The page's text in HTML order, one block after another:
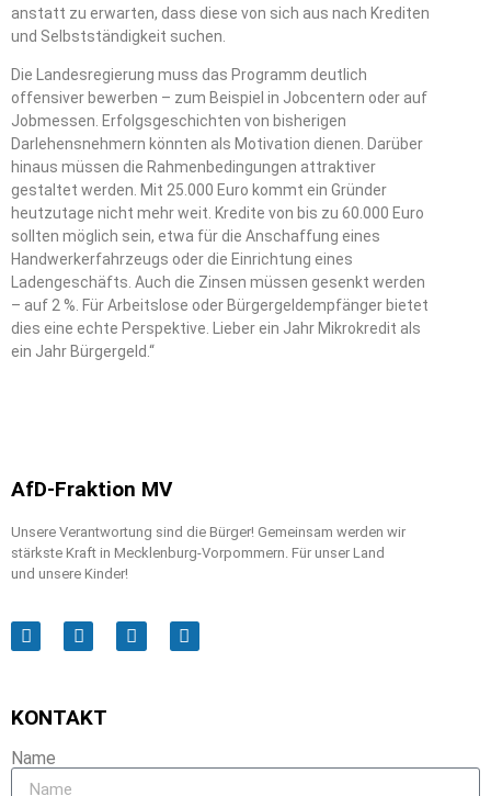
anstatt zu erwarten, dass diese von sich aus nach Krediten
und Selbstständigkeit suchen.
Die Landesregierung muss das Programm deutlich
offensiver bewerben – zum Beispiel in Jobcentern oder auf
Jobmessen. Erfolgsgeschichten von bisherigen
Darlehensnehmern könnten als Motivation dienen. Darüber
hinaus müssen die Rahmenbedingungen attraktiver
gestaltet werden. Mit 25.000 Euro kommt ein Gründer
heutzutage nicht mehr weit. Kredite von bis zu 60.000 Euro
sollten möglich sein, etwa für die Anschaffung eines
Handwerkerfahrzeugs oder die Einrichtung eines
Ladengeschäfts. Auch die Zinsen müssen gesenkt werden
– auf 2 %. Für Arbeitslose oder Bürgergeldempfänger bietet
dies eine echte Perspektive. Lieber ein Jahr Mikrokredit als
ein Jahr Bürgergeld.“
AfD-Fraktion MV
Unsere Verantwortung sind die Bürger! Gemeinsam werden wir
stärkste Kraft in Mecklenburg-Vorpommern. Für unser Land
und unsere Kinder!
KONTAKT
Name